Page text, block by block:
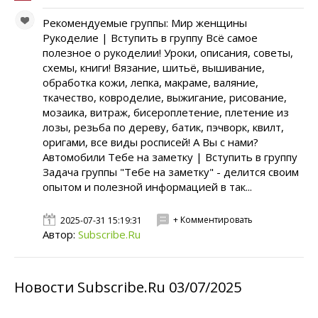
Рекомендуемые группы: Мир женщины
Рукоделие | Вступить в группу Всё самое
полезное о рукоделии! Уроки, описания, советы,
схемы, книги! Вязание, шитьё, вышивание,
обработка кожи, лепка, макраме, валяние,
ткачество, ковроделие, выжигание, рисование,
мозаика, витраж, бисероплетение, плетение из
лозы, резьба по дереву, батик, пэчворк, квилт,
оригами, все виды росписей! А Вы с нами?
Автомобили Тебе на заметку | Вступить в группу
Задача группы "Тебе на заметку" - делится своим
опытом и полезной информацией в так...
2025-07-31 15:19:31 + Комментировать
Автор: Subscribe.Ru
Новости Subscribe.Ru 03/07/2025